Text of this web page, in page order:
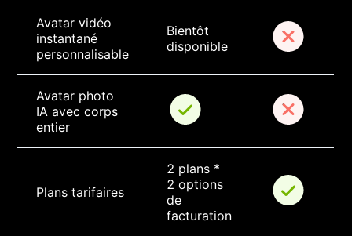
Avatar vidéo
instantané
personnalisable
Bientôt
disponible
Avatar photo
IA avec corps
entier
Plans tarifaires
2 plans *
2 options
de
facturation